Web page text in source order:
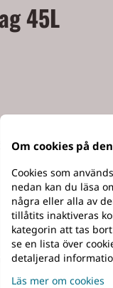
45L
Om cookies på
Cookies som
nedan kan du läsa
några eller alla av
tillåtits inaktiveras
kategorin att tas
se en lista över
detaljerad
Läs mer om cookies